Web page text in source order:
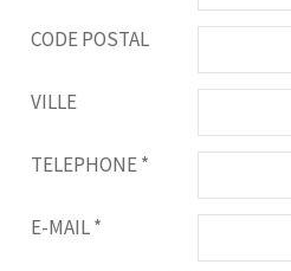
CODE POSTAL
VILLE
TELEPHONE*
E-MAIL*